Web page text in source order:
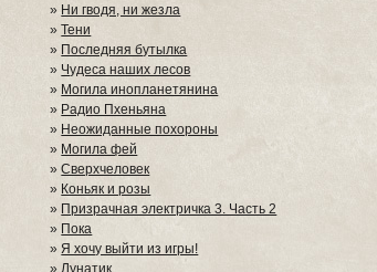
» Ни гводя, ни жезла
»Тени
» Последняя бутылка
» Чудеса наших лесов
» Могила инопланетянина
» Радио Пхеньяна
» Неожиданные похороны
» Могила фей
»Сверхчеловек
» Коньяк и розы
» Призрачная электричка 3. Часть 2
» Пока
»Я хочу выйти из игры!
»Лунатик